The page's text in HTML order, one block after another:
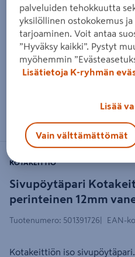
Zoomaa kuvaa
Sivupöytäpari
perinteinen 12mm
KOTAKEITTIÖ
Tuotenumero: 501391726 EAN-
Kotakeittiön iso
palveluiden tehokkuutta
yksilöllinen ostokokemus
tarjoaminen. Voit antaa
”Hyväksy kaikki”. Pystyt
myöhemmin
Lisätietoja K-ryhmän
Lisää
Vain välttämättömät